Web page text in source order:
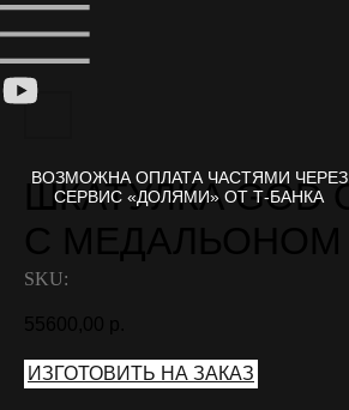
ШКАТУЛКА GOD
SKU:
ИЗГОТОВИТЬ НА ЗАКАЗ